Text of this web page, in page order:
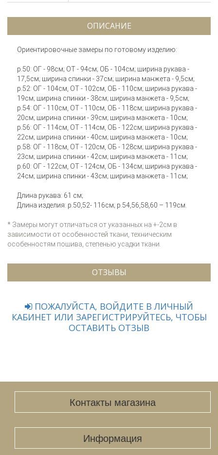
ОПИСАНИЕ
Ориентировочные замеры по готовому изделию:
р.50: ОГ - 98см; ОТ - 94см; ОБ - 104см; ширина рукава -
17,5см; ширина спинки - 37см; ширина манжета - 9,5см;
р.52: ОГ - 104см, ОТ - 102см, ОБ - 110см; ширина рукава -
19см; ширина спинки - 38см; ширина манжета - 9,5см;
р.54: ОГ - 110см, ОТ - 110см, ОБ - 118см; ширина рукава -
20см; ширина спинки - 39см; ширина манжета - 10см;
р.56: ОГ - 114см, ОТ - 114см, ОБ - 122см; ширина рукава -
22см; ширина спинки - 40см; ширина манжета - 10см;
р.58: ОГ - 118см, ОТ - 120см, ОБ - 128см; ширина рукава -
23см; ширина спинки - 42см; ширина манжета - 11см;
р.60: ОГ - 122см, ОТ - 124см, ОБ - 134см; ширина рукава -
24см; ширина спинки - 43см; ширина манжета - 11см;
Длина рукава: 61 см;
Длина изделия: р.50,52- 116см; р.54,56,58,60 – 119см.
* Замеры могут отличаться от указанных на +-2см в
зависимости от особенностей ткани, техническим
особенностям пошива, степенью усадки ткани.
ОТЗЫВЫ
ПОЖАЛУЙСТА, ВОЙДИТЕ В ЛИЧНЫЙ
КАБИНЕТ ИЛИ ЗАРЕГИСТРИРУЙТЕСЬ, ЧТОБЫ
ОСТАВИТЬ ОТЗЫВ
Контакты магазина
Информация